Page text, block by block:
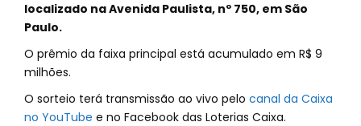
localizado na Avenida Paulista, nº 750, em São
Paulo.
O prêmio da faixa principal está acumulado em R$ 9
milhões.
O sorteio terá transmissão ao vivo pelo canal da Caixa
no YouTube e no Facebook das Loterias Caixa.